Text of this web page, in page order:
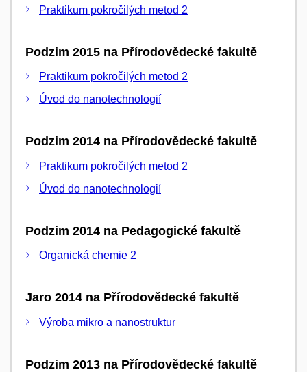
Praktikum pokročilých metod 2
Podzim 2015 na Přírodovědecké fakultě
Praktikum pokročilých metod 2
Úvod do nanotechnologií
Podzim 2014 na Přírodovědecké fakultě
Praktikum pokročilých metod 2
Úvod do nanotechnologií
Podzim 2014 na Pedagogické fakultě
Organická chemie 2
Jaro 2014 na Přírodovědecké fakultě
Výroba mikro a nanostruktur
Podzim 2013 na Přírodovědecké fakultě